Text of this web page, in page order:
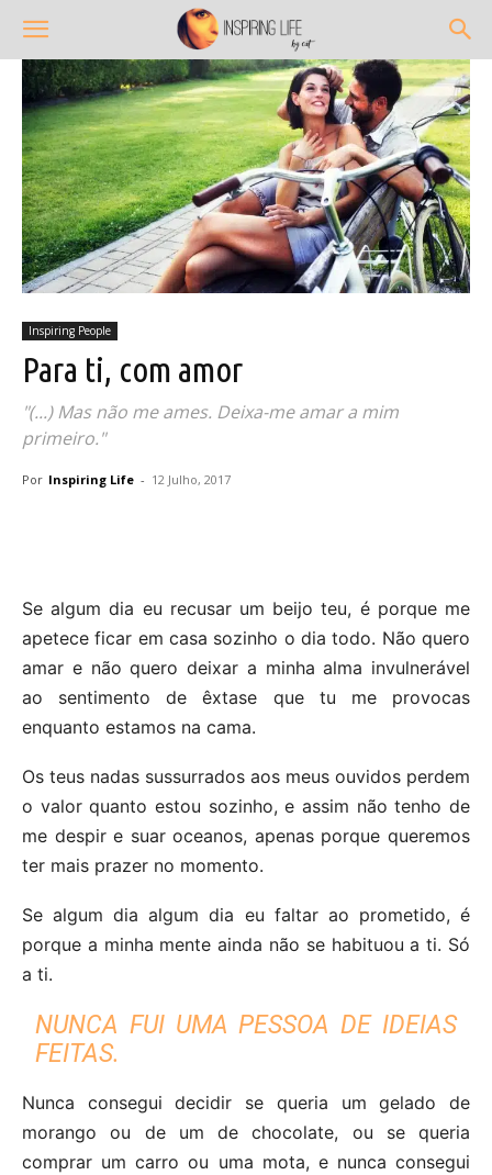
Inspiring People
Para ti, com amor
"(...) Mas não me ames. Deixa-me amar a mim
primeiro."
Por Inspiring Life - 12 Julho, 2017
Se algum dia eu recusar um beijo teu, é porque me
apetece ficar em casa sozinho o dia todo. Não quero
amar e não quero deixar a minha alma invulnerável
ao sentimento de êxtase que tu me provocas
enquanto estamos na cama.
Os teus nadas sussurrados aos meus ouvidos perdem
o valor quanto estou sozinho, e assim não tenho de
me despir e suar oceanos, apenas porque queremos
ter mais prazer no momento.
Se algum dia algum dia eu faltar ao prometido, é
porque a minha mente ainda não se habituou a ti. Só
a ti.
NUNCA FUI UMA PESSOA DE IDEIAS
FEITAS.
Nunca consegui decidir se queria um gelado de
morango ou de um de chocolate, ou se queria
comprar um carro ou uma mota, e nunca consegui